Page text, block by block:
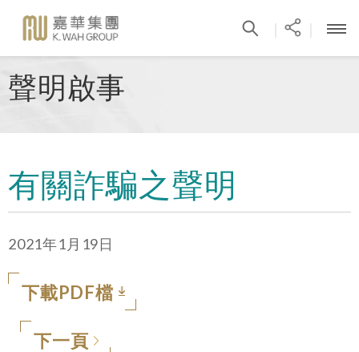
聲明啟事
有關詐騙之聲明
2021年1月19日
下載PDF檔
下一頁